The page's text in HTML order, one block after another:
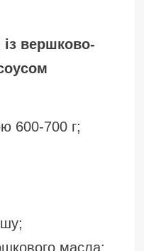
із вершково-
600-700 г;
масла;